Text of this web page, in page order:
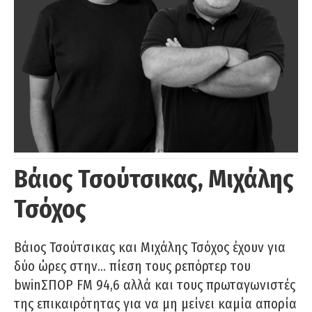
Βάιος Τσούτσικας, Μιχάλης
Τσόχος
Βάιος Τσούτσικας και Μιχάλης Τσόχος έχουν για
δύο ώρες στην… πίεση τους ρεπόρτερ του
bwinΣΠΟΡ FM 94,6 αλλά και τους πρωταγωνιστές
της επικαιρότητας για να μη μείνει καμία απορία